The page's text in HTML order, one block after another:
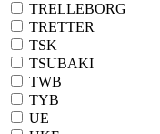
TRELLEBORG
TRETTER
TSK
TSUBAKI
TWB
TYB
UE